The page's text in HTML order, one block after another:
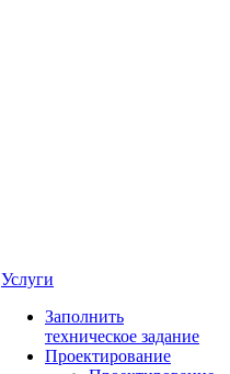
Услуги
Заполнить
техническое задание
Проектирование